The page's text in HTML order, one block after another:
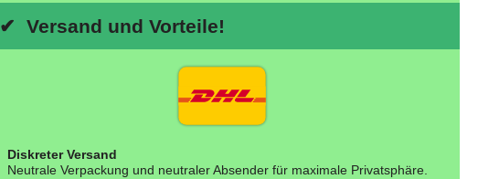
✔ Versand und Vorteile!
Diskreter Versand
Neutrale Verpackung und neutraler Absender für maximale Privatsphäre.